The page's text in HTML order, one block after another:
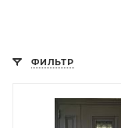
ФИЛЬТР